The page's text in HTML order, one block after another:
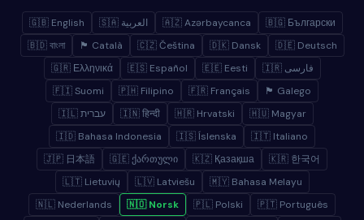
🇬🇧 English 🇸🇦 العربية 🇦🇿 Azərbaycanca
🇧🇬 Български
🇧🇩 বাংলা
🏴 Català 🇨🇿 Čeština 🇩🇰 Dansk
🇩🇪 Deutsch
🇬🇷 Ελληνικά
🇪🇸 Español 🇪🇪 Eesti
🇮🇷 فارسی
🇫🇮 Suomi
🇵🇭 Filipino 🇫🇷 Français
🏴 Galego
🇮🇱 עברית
🇮🇳 हिन्दी 🇭🇷 Hrvatski
🇭🇺 Magyar
🇮🇩 Bahasa Indonesia
🇮🇸 Íslenska
🇮🇹 Italiano
🇯🇵 日本語
🇬🇪 ქართული 🇰🇿 Қазақша
🇰🇷 한국어
🇱🇹 Lietuvių
🇱🇻 Latviešu
🇲🇾 Bahasa Melayu
🇳🇱 Nederlands
🇳🇴 Norsk 🇵🇱 Polski 🇵🇹 Português